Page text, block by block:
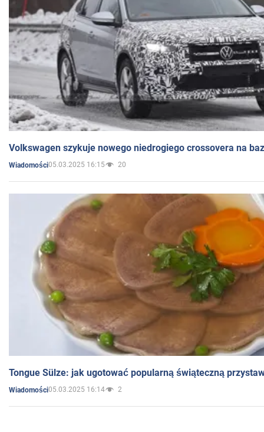
Volkswagen szykuje nowego niedrogiego crossovera na
Wiadomości05.03.2025 16:15 20
Tongue Sülze: jak ugotować popularną świąteczną
Wiadomości05.03.2025 16:14 2